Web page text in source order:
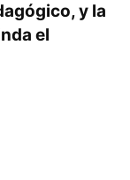
y la
el